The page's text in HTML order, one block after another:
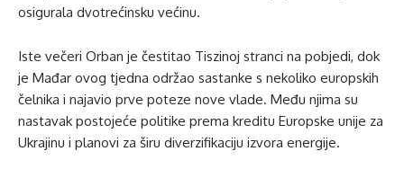
osigurala dvotrećinsku većinu.
Iste večeri Orban je čestitao Tiszinoj stranci na pobjedi, dok
je Mađar ovog tjedna održao sastanke s nekoliko europskih
čelnika i najavio prve poteze nove vlade. Među njima su
nastavak postojeće politike prema kreditu Europske unije za
Ukrajinu i planovi za širu diverzifikaciju izvora energije.